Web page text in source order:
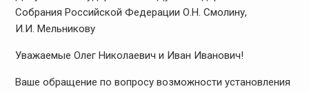
Собрания Российской Федерации О.Н. Смолину,
И.И. Мельникову
Уважаемые Олег Николаевич и Иван Иванович!
Ваше обращение по вопросу возможности установления